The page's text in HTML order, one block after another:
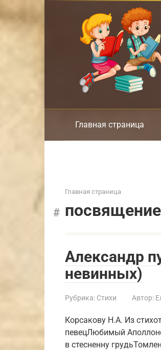
к
Главная страница
Главная страница
Александр
невинных)
Рубрика: Стихи Автор:
Корсакову Н.А. Из
певецЛюбимый
в стесненну